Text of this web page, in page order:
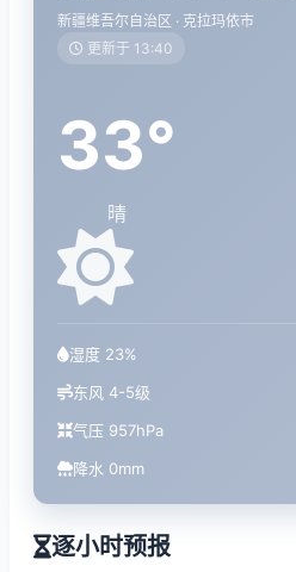
新疆维吾尔自治区 · 克拉玛依市
更新于 13:40
33°
晴
湿度 23%
东风 4-5级
气压 957hPa
降水 0mm
逐小时预报